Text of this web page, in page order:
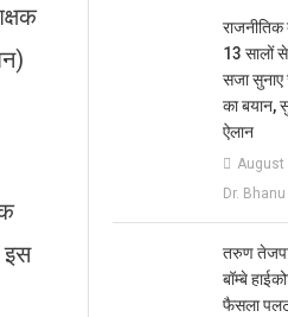
इस
13 सालों
सजा
का बयान,
ऐलान
August
Dr.
तरुण
बॉम्बे
फैसला